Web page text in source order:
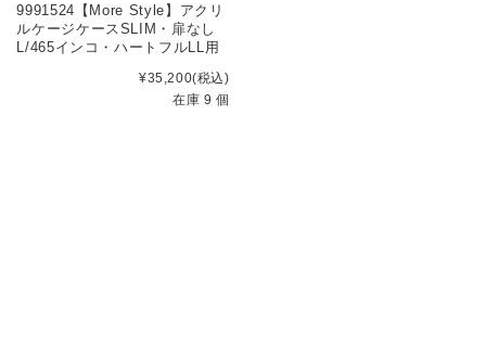
9991524【More Style】アクリ
ルケージケースSLIM・扉なし
L/465インコ・ハートフルLL用
¥35,200(税込)
在庫 9 個